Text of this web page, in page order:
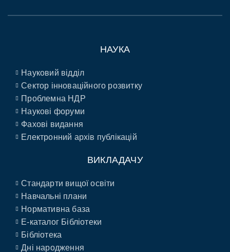
НАУКА
Науковий відділ
Сектор інноваційного розвитку
Проблемна НДР
Наукові форуми
Фахові видання
Електронний архів публікацій
ВИКЛАДАЧУ
Стандарти вищої освіти
Навчальні плани
Нормативна база
E-каталог Бібліотеки
Бібліотека
Дні народження